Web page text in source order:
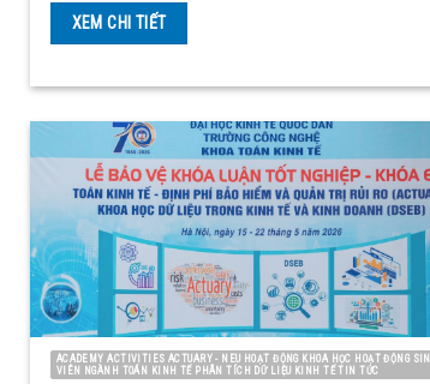
XEM CHI TIẾT
ACADEMY ACTIVITIES ACTUARY - NEU HOẠT ĐỘNG KHOA HỌC HOẠT ĐỘNG
VIÊN NGÀNH TOÁN KINH TẾ PHÂN TÍCH DỮ LIỆU KINH TẾ TIN TỨC